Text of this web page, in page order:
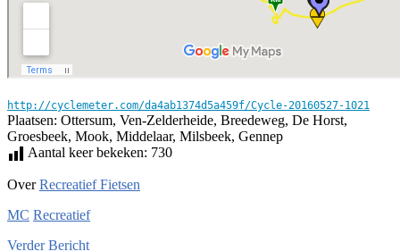
http://cyclemeter.com/da4ab1374d5a459f/Cycle-20160527-1021
Plaatsen: Ottersum, Ven-Zelderheide, Breedeweg, De Horst,
Groesbeek, Mook, Middelaar, Milsbeek, Gennep
Aantal keer bekeken: 730
OverRecreatief Fietsen
MC Recreatief
VerderBericht